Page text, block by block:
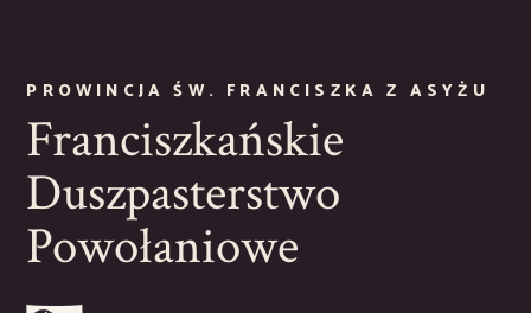
PROWINCJA ŚW. FRANCISZKA Z ASYŻU
Franciszkańskie
Duszpasterstwo
Powołaniowe